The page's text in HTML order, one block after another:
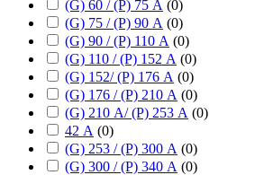
(G) 60 / (P) 75 А (0)
(G) 75 / (P) 90 А (0)
(G) 90 / (P) 110 А (0)
(G) 110 / (P) 152 А (0)
(G) 152/ (P) 176 А (0)
(G) 176 / (P) 210 А (0)
(G) 210 А/ (P) 253 А (0)
42 А (0)
(G) 253 / (P) 300 А (0)
(G) 300 / (P) 340 А (0)